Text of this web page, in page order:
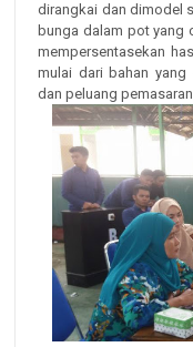
dirangkai dan dimodel
bunga dalam pot yang
mempersentasekan
mulai dari bahan yang
dan peluang